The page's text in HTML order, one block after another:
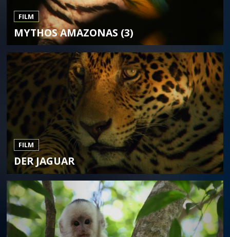
FILM
MYTHOS AMAZONAS (3)
FILM
DER JAGUAR